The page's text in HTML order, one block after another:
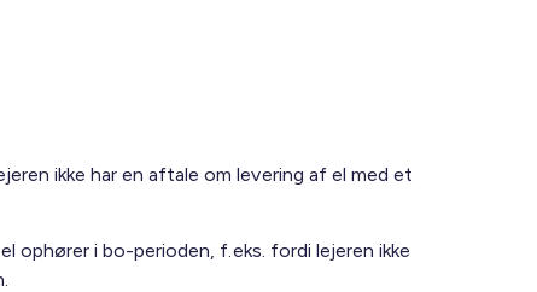
ikke har en aftale om levering af el med et
ophører i bo-perioden, f.eks. fordi lejeren ikke